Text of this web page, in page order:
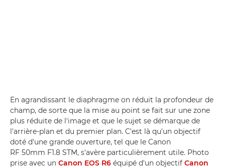
En agrandissant le diaphragme on réduit la profondeur de
champ, de sorte que la mise au point se fait sur une zone
plus réduite de l'image et que le sujet se démarque de
l'arrière-plan et du premier plan. C'est là qu'un objectif
doté d'une grande ouverture, tel que le Canon
RF 50mm F1.8 STM, s'avère particulièrement utile. Photo
prise avec un Canon EOS R6 équipé d'un objectif Canon